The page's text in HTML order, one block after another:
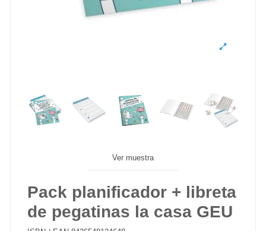
Ver muestra
Pack planificador + libreta
de pegatinas la casa GEU